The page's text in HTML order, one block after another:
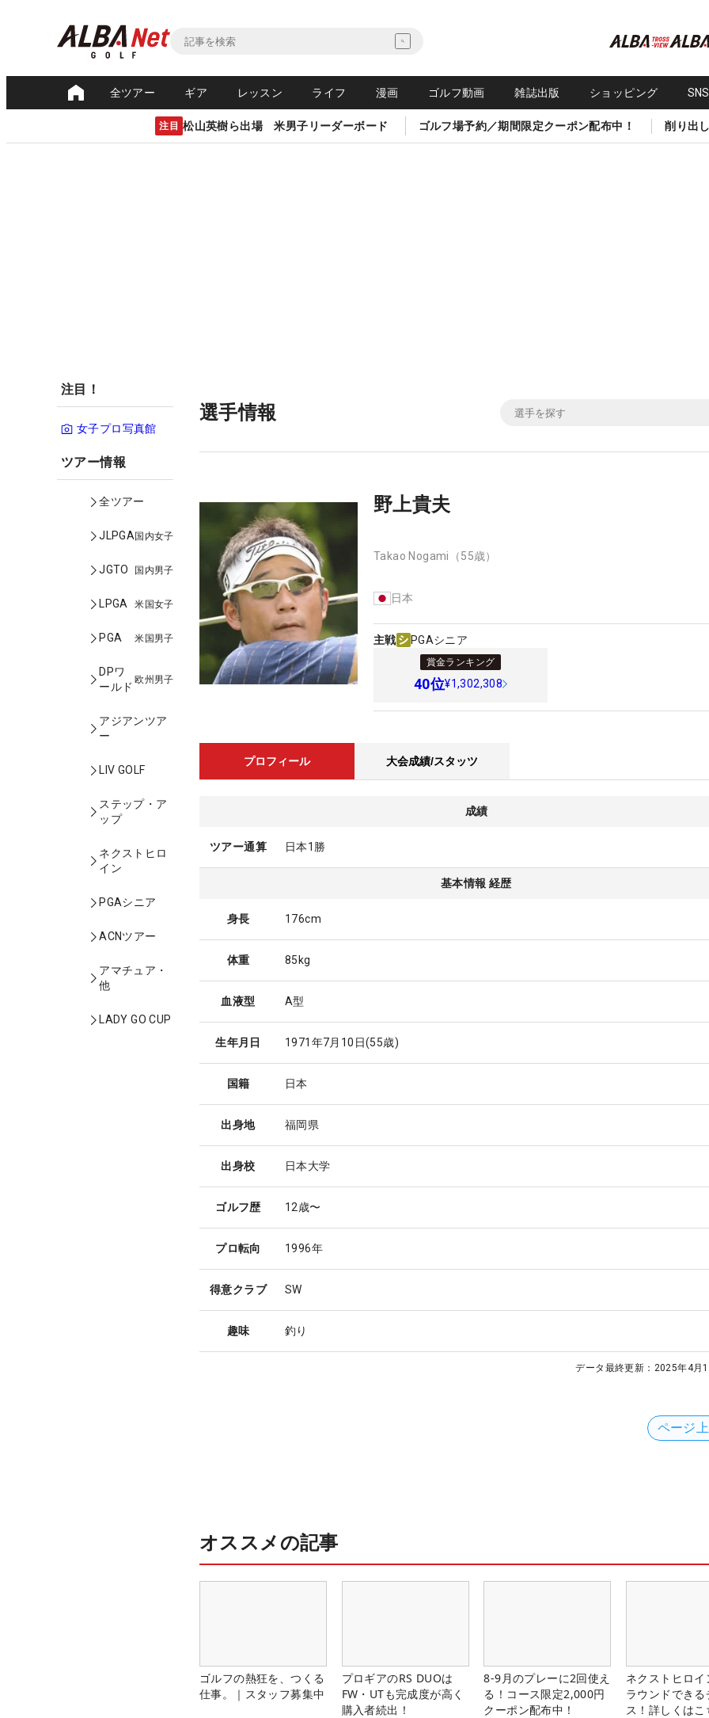
全ツアー ギア レッスン ライフ 漫画 ゴルフ動画 雑誌出版 ショッピング
注目 松山英樹ら出場 米男子リーダーボード ゴルフ場予約／期間限定クーポン配布中！ 削り出
注目！
女子プロ写真館
ツアー情報
全ツアー
JLPGA国内女子
JGTO 国内男子
LPGA 米国女子
PGA 米国男子
DPワ
ールド
欧州男子
アジアンツア
ー
LIV GOLF
ステップ・ア
ップ
ネクストヒロ
イン
PGAシニア
ACNツアー
アマチュア・
他
LADY GO CUP
選手情報
野上貴夫
Takao Nogami （55歳）
日本
主戦 PGAシニア
賞金ランキング
40位¥1,302,308
プロフィール 大会成績/スタッツ
成績
ツアー通算 日本1勝
基本情報 経歴
身長 176cm
体重 85kg
血液型 A型
生年月日 1971年7月10日(55歳)
国籍 日本
出身地 福岡県
出身校 日本大学
ゴルフ歴 12歳〜
プロ転向 1996年
得意クラブ SW
趣味 釣り
データ最終更新： 2025年4月
ページ
オススメの記事
ゴルフの熱狂を、つくる
仕事。｜スタッフ募集中
プロギアのRS DUOは
FW・UTも完成度が高く
購入者続出！
8-9月のプレーに2回使え
る！コース限定2,000円
クーポン配布中！
ネクストヒロイ
ラウンドできる
ス！詳しくはこ